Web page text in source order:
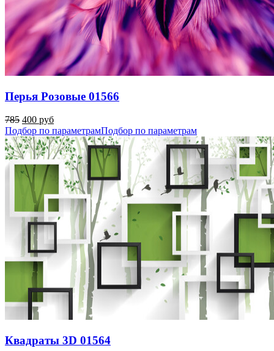
Перья Розовые 01566
785 400 руб
Подбор по параметрамПодбор по параметрам
Квадраты 3D 01564